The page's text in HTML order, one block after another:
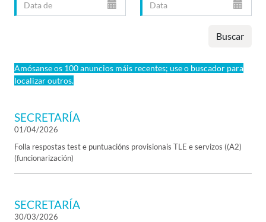
Buscar
Amósanse os 100 anuncios máis recentes; use o buscador para
localizar outros.
SECRETARÍA
01/04/2026
Folla respostas test e puntuacións provisionais TLE e servizos ((A2)
(funcionarización)
SECRETARÍA
30/03/2026